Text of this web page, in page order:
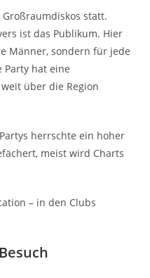
statt.
ist das Publikum. Hier
Männer, sondern für jede
Party hat eine
über die Region
herrschte ein hoher
meist wird Charts
– in den Clubs